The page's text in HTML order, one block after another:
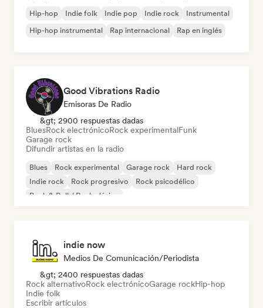
Hip-hop Indie folk Indie pop Indie rock
Instrumental
Hip-hop instrumental
Rap internacional Rap en inglés
Good Vibrations Radio
Emisoras De Radio
&gt; 2900 respuestas dadas
BluesRock electrónicoRock experimentalFunk
Garage rock
Difundir artistas en la radio
Blues Rock experimental Garage rock
Hard rock
Indie rock
Rock progresivo
Rock psicodélico
Rock & Roll / Rock clásico
indie now
Medios De Comunicación/Periodista
&gt; 2400 respuestas dadas
Rock alternativoRock electrónicoGarage rockHip-hop
Indie folk
Escribir artículos